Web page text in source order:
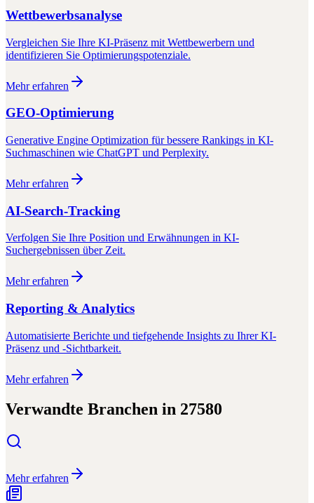
Wettbewerbsanalyse
Vergleichen Sie Ihre KI-Präsenz mit Wettbewerbern und
identifizieren Sie Optimierungspotenziale.
Mehr erfahren
GEO-Optimierung
Generative Engine Optimization für bessere Rankings in KI-
Suchmaschinen wie ChatGPT und Perplexity.
Mehr erfahren
AI-Search-Tracking
Verfolgen Sie Ihre Position und Erwähnungen in KI-
Suchergebnissen über Zeit.
Mehr erfahren
Reporting & Analytics
Automatisierte Berichte und tiefgehende Insights zu Ihrer KI-
Präsenz und -Sichtbarkeit.
Mehr erfahren
Verwandte Branchen in 27580
Mehr erfahren